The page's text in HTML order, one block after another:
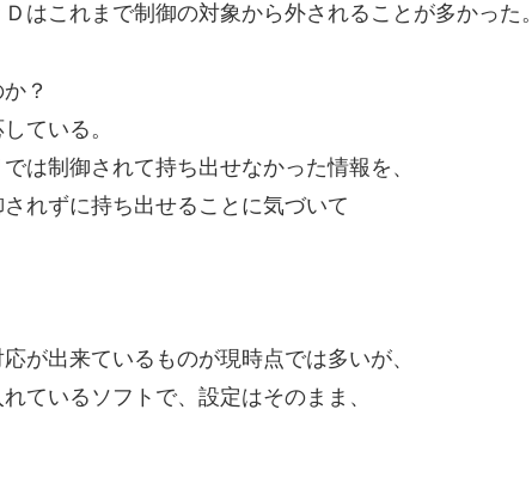
はこれまで制御の対象から外されることが多かった。
？
ている。
は制御されて持ち出せなかった情報を、
れずに持ち出せることに気づいて
が出来ているものが現時点では多いが、
ているソフトで、設定はそのまま、